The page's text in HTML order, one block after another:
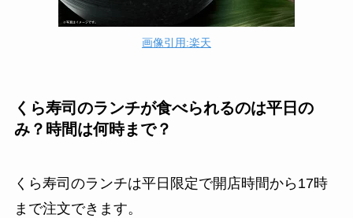
画像引用:楽天
くら寿司のランチが食べられるのは平日の
み？時間は何時まで？
くら寿司のランチは平日限定で開店時間から17時
まで注文できます。